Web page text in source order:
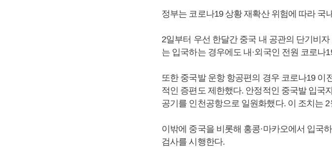
정부는 코로나19 상황 재확산 위험에 따라 국
2일부터 우선 한달간 중국 내 공관의 단기비
는 입국하는 경우에도 내·외국인 전원 코로나
또한 중국발 운항 항공편의 경우 코로나19 이
적인 증편도 제한했다. 안정적인 중국발 입국
공기를 인천공항으로 일원화했다. 이 조치는
이밖에 중국을 비롯해 홍콩·마카오에서 입국
검사를 시행한다.